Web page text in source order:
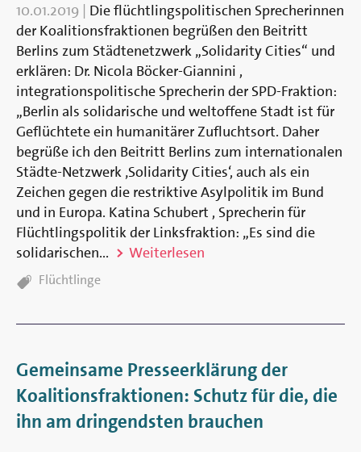
10.01.2019 | Die flüchtlingspolitischen Sprecherinnen
der Koalitionsfraktionen begrüßen den Beitritt
Berlins zum Städtenetzwerk „Solidarity Cities“ und
erklären: Dr. Nicola Böcker-Giannini ,
integrationspolitische Sprecherin der SPD-Fraktion:
„Berlin als solidarische und weltoffene Stadt ist für
Geflüchtete ein humanitärer Zufluchtsort. Daher
begrüße ich den Beitritt Berlins zum internationalen
Städte-Netzwerk ‚Solidarity Cities‘, auch als ein
Zeichen gegen die restriktive Asylpolitik im Bund
und in Europa. Katina Schubert , Sprecherin für
Flüchtlingspolitik der Linksfraktion: „Es sind die
solidarischen...
Weiterlesen
TAGS:
Flüchtlinge
Gemeinsame Presseerklärung der
Koalitionsfraktionen: Schutz für die, die
ihn am dringendsten brauchen